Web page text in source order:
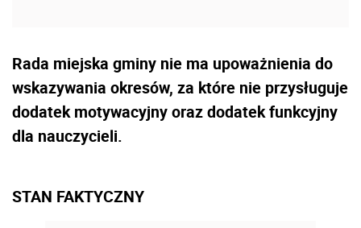
Rada miejska gminy nie ma upoważnienia do
wskazywania okresów, za które nie przysługuje
dodatek motywacyjny oraz dodatek funkcyjny
dla nauczycieli.
STAN FAKTYCZNY